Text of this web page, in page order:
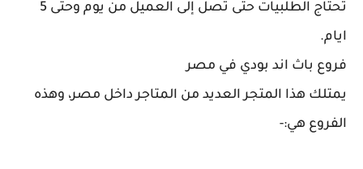
تحتاج الطلبيات حتى تصل إلى العميل من يوم وحتى 5
ايام.
فروع باث اند بودي في مصر
يمتلك هذا المتجر العديد من المتاجر داخل مصر، وهذه
الفروع هي:-